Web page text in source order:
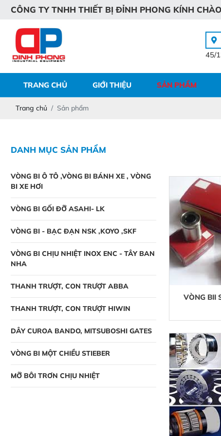
CÔNG TY TNHH THIẾT BỊ ĐỈNH PHONG KÍNH CHÀO
45/
TRANG CHỦ GIỚI THIỆU SẢN PHẨM
Trang chủ Sản phẩm
VÒNG BII
DANH MỤC SẢN PHẨM
VÒNG BI Ô TÔ ,VÒNG BI BÁNH XE , VÒNG
BI XE HƠI
VÒNG BI GỐI ĐỠ ASAHI- LK
VÒNG BI - BẠC ĐẠN NSK ,KOYO ,SKF
VÒNG BI CHỊU NHIỆT INOX ENC - TÂY BAN
NHA
THANH TRƯỢT, CON TRƯỢT ABBA
THANH TRƯỢT, CON TRƯỢT HIWIN
DÂY CUROA BANDO, MITSUBOSHI GATES
VÒNG BI MỘT CHIỀU STIEBER
MỠ BÔI TRƠN CHỊU NHIỆT